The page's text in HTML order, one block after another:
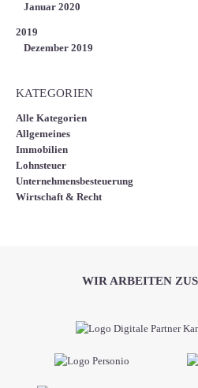
Januar 2020
2019
Dezember 2019
KATEGORIEN
Alle Kategorien
Allgemeines
Immobilien
Lohnsteuer
Unternehmensbesteuerung
Wirtschaft & Recht
WIR ARBEITEN